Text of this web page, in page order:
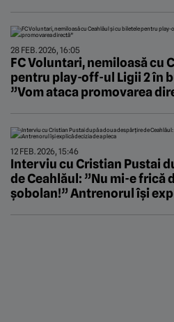
28 FEB. 2026, 16:05
FC Voluntari, nemiloasă cu
pentru play-off-ul Ligii 2 în
”Vom ataca promovarea
12 FEB. 2026, 15:46
Interviu cu Cristian Pustai
de Ceahlăul: ”Nu mi-e frică
șobolan!” Antrenorul își